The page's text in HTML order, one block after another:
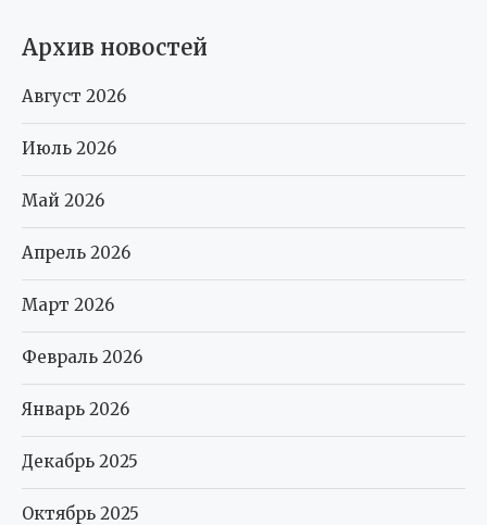
Архив новостей
Август 2026
Июль 2026
Май 2026
Апрель 2026
Март 2026
Февраль 2026
Январь 2026
Декабрь 2025
Октябрь 2025